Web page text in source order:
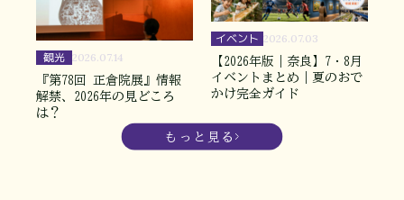
観光 2026.07.14
『第78回 正倉院展』情報
解禁、2026年の見どころ
は？
イベント 2026.07.03
【2026年版｜奈良】7・8月
イベントまとめ｜夏のおで
かけ完全ガイド
もっと見る